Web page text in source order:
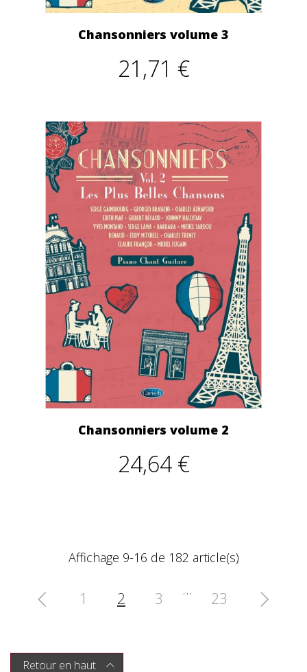
Chansonniers volume 3
21,71 €
Chansonniers volume 2
24,64 €
Affichage 9-16 de 182 article(s)
 1 2 3 … 23 
Retour en haut 